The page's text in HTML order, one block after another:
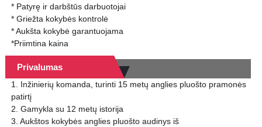
* Patyrę ir darbštūs darbuotojai
* Griežta kokybės kontrolė
* Aukšta kokybė garantuojama
*Priimtina kaina
Privalumas
1. Inžinierių komanda, turinti 15 metų anglies pluošto pramonės
patirtį
2. Gamykla su 12 metų istorija
3. Aukštos kokybės anglies pluošto audinys iš